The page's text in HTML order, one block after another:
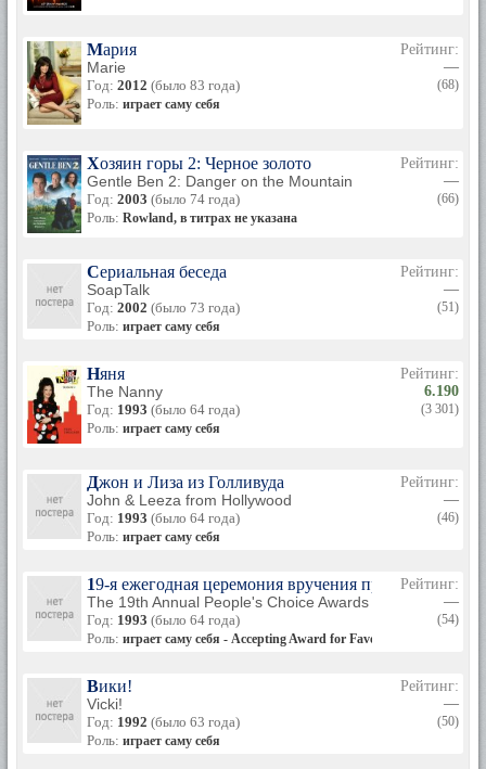
Мария
Marie
Год: 2012 (было 83 года)
Роль: играет саму себя
Рейтинг:
—
(68)
Хозяин горы 2: Черное золото
Gentle Ben 2: Danger on the Mountain
Год: 2003 (было 74 года)
Роль: Rowland, в титрах не указана
Рейтинг:
—
(66)
Сериальная беседа
SoapTalk
Год: 2002 (было 73 года)
Роль: играет саму себя
Рейтинг:
—
(51)
Няня
The Nanny
Год: 1993 (было 64 года)
Роль: играет саму себя
Рейтинг:
6.190
(3 301)
Джон и Лиза из Голливуда
John & Leeza from Hollywood
Год: 1993 (было 64 года)
Роль: играет саму себя
Рейтинг:
—
(46)
19-я ежегодная церемония вручения премии People's
The 19th Annual People's Choice Awards
Год: 1993 (было 64 года)
Роль: играет саму себя - Accepting Award for Favorite Television
Рейтинг:
—
(54)
Вики!
Vicki!
Год: 1992 (было 63 года)
Роль: играет саму себя
Рейтинг:
—
(50)